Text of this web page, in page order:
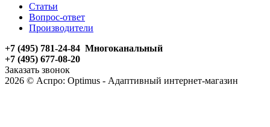
Статьи
Вопрос-ответ
Производители
+7 (495) 781-24-84 Многоканальный
+7 (495) 677-08-20
Заказать звонок
2026 © Аспро: Optimus - Адаптивный интернет-магазин